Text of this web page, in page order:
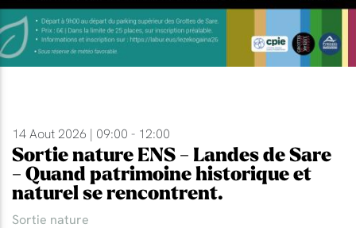
14 Aout 2026 | 09:00 - 12:00
Sortie nature ENS - Landes de Sare
- Quand patrimoine historique et
naturel se rencontrent.
Sortie nature